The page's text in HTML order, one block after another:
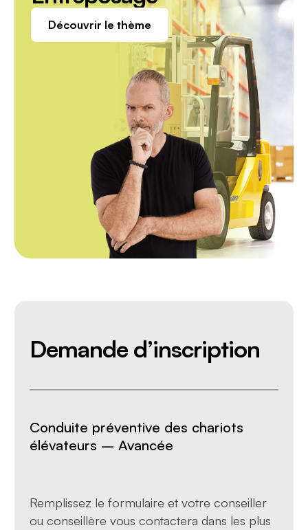
L’alimentation du chariot
Découvrir le thème
Demande d’inscription
Conduite préventive des chariots
élévateurs – Avancée
Remplissez le formulaire et votre conseiller
ou conseillère vous contactera dans les plus